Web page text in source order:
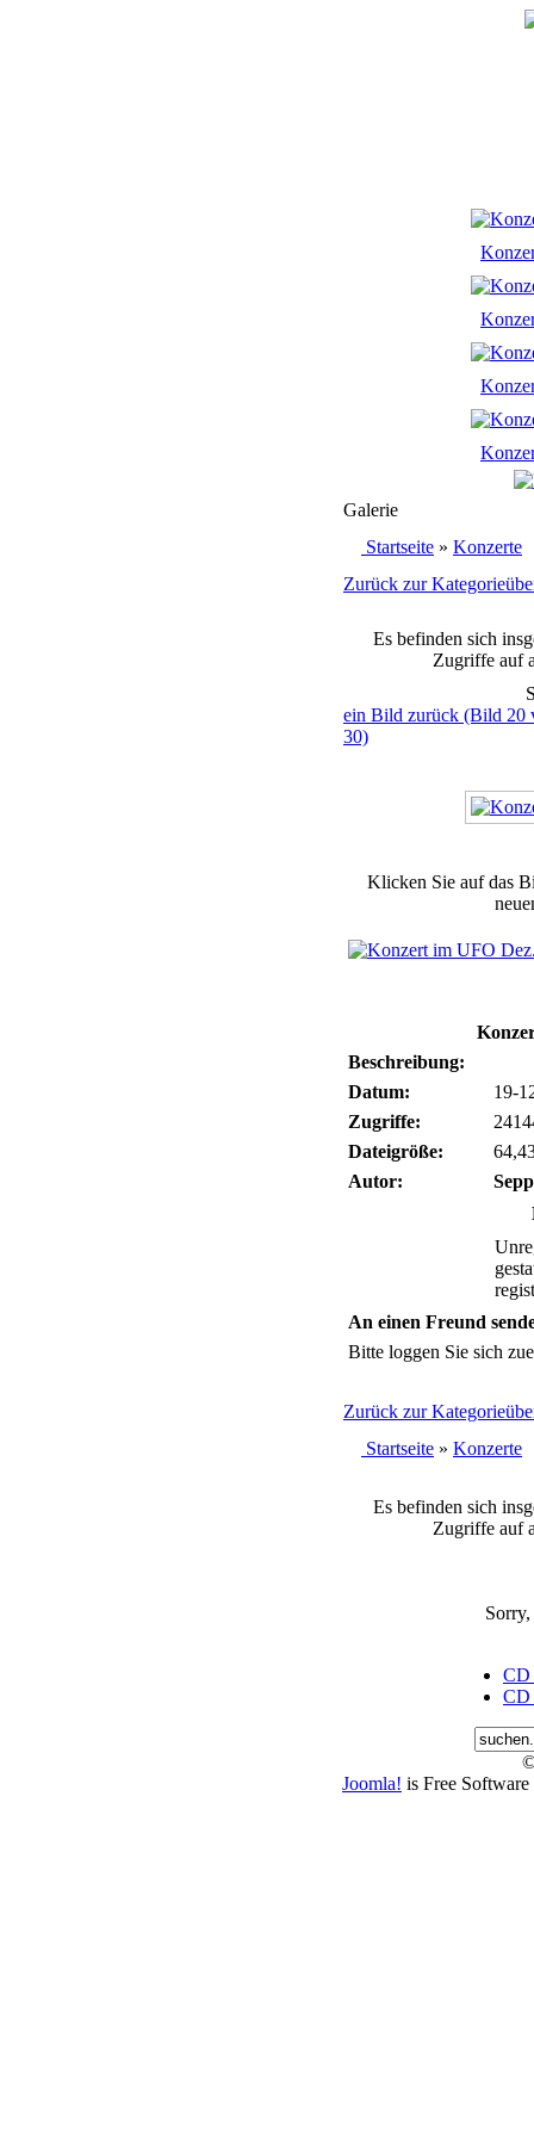
Galerie
Startseite » Konzerte
Zurück zur
Es befinden sich
Zugriffe auf
ein Bild zurück (Bild 20
30)
Klicken Sie auf das
Beschreibung:
Datum:
19-
Zugriffe:
Dateigröße:
Autor:
An einen Freund
Bitte loggen Sie sich
Zurück zur
Startseite » Konzerte
Es befinden sich
Zugriffe auf
CD
CD
Joomla! is Free